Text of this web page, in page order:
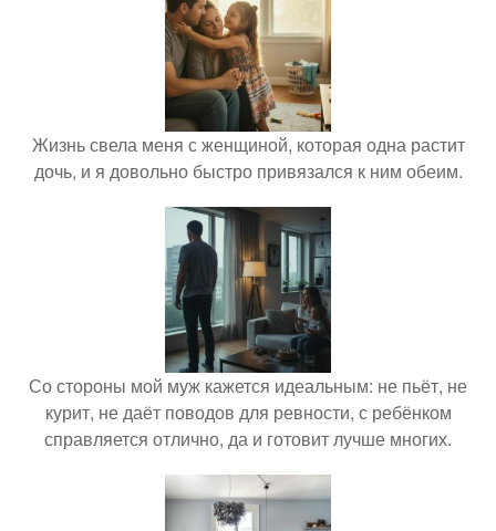
Жизнь свела меня с женщиной, которая одна растит
дочь, и я довольно быстро привязался к ним обеим.
Со стороны мой муж кажется идеальным: не пьёт, не
курит, не даёт поводов для ревности, с ребёнком
справляется отлично, да и готовит лучше многих.